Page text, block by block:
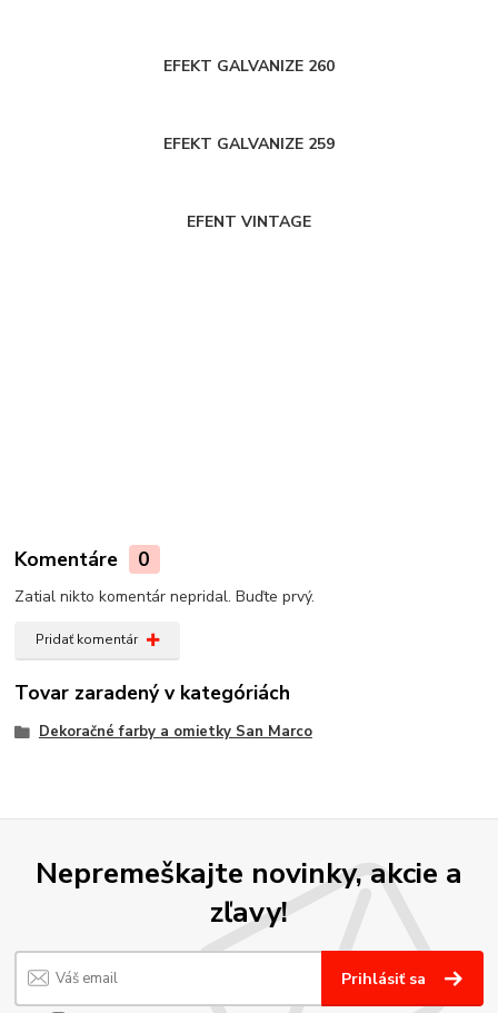
EFEKT GALVANIZE 260
EFEKT GALVANIZE 259
EFENT VINTAGE
Komentáre 0
Zatial nikto komentár nepridal. Buďte prvý.
Pridať komentár
Tovar zaradený v kategóriách
Dekoračné farby a omietky San Marco
Nepremeškajte novinky, akcie a
zľavy!
Prihlásiť sa